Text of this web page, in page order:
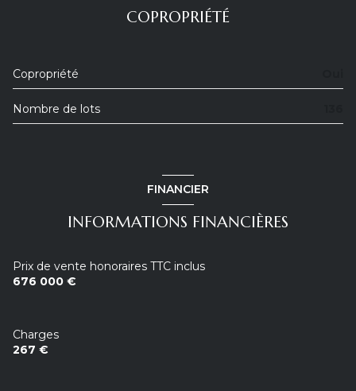
COPROPRIÉTÉ
Copropriété
Nombre de lots
FINANCIER
INFORMATIONS FINANCIÈRES
Prix de vente honoraires TTC inclus
676 000 €
Charges
267 €